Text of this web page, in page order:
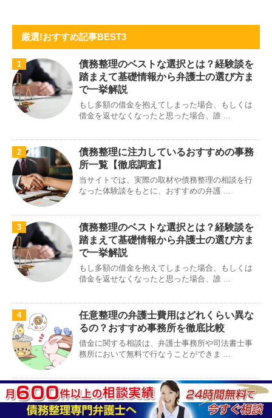
厳選!おすすめ記事BEST3
1
債務整理のベストな選択とは？経験談を
踏まえて基礎情報から弁護士の選び方ま
で一挙解説
もし多額の借金を抱えてしまった場合、もしくは
借金を返せなくなったと思った場合、誰 ...
2
債務整理に注力しているおすすめの事務
所一覧【徹底調査】
当サイトでは、実際の取材や債務整理の相談を行
なった体験談をもとに、おすすめの弁護 ...
3
債務整理のベストな選択とは？経験談を
踏まえて基礎情報から弁護士の選び方ま
で一挙解説
もし多額の借金を抱えてしまった場合、もしくは
借金を返せなくなったと思った場合、誰 ...
4
任意整理の弁護士費用はどれくらい異な
るの？おすすめ事務所を徹底比較
借金に関する相談は、弁護士事務所や司法書士事
務所において無料で行なうことができま ...
5
債務整理のベストな選択とは？経験談を
踏まえて基礎情報から弁護士の選び方ま
で一挙解説